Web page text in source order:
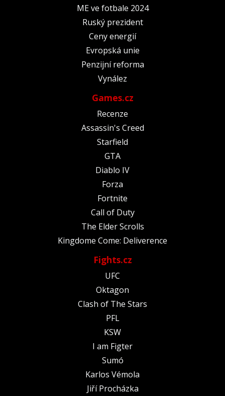
ME ve fotbale 2024
Ruský prezident
Ceny energií
Evropská unie
Penzijní reforma
Vynález
Games.cz
Recenze
Assassin's Creed
Starfield
GTA
Diablo IV
Forza
Fortnite
Call of Duty
The Elder Scrolls
Kingdome Come: Deliverence
Fights.cz
UFC
Oktagon
Clash of The Stars
PFL
KSW
I am Figter
Sumó
Karlos Vémola
Jiří Procházka